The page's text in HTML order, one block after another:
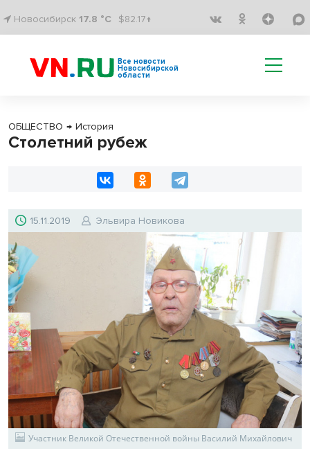
Новосибирск 17.8 °C $82.17↑
Все новости
Новосибирской
области
ОБЩЕСТВО → История
Столетний рубеж
15.11.2019 Эльвира Новикова
Участник Великой Отечественной войны Василий Михайлович